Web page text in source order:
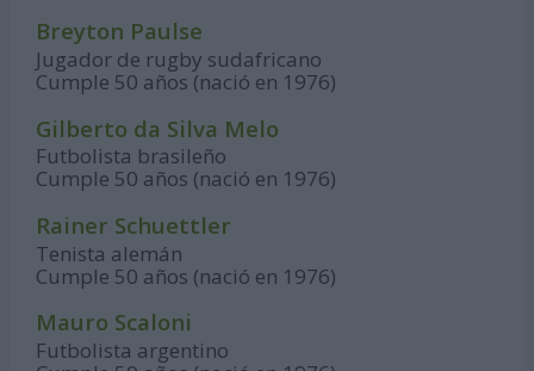
Breyton Paulse
Jugador de rugby sudafricano
Cumple 50 años (nació en 1976)
Gilberto da Silva Melo
Futbolista brasileño
Cumple 50 años (nació en 1976)
Rainer Schuettler
Tenista alemán
Cumple 50 años (nació en 1976)
Mauro Scaloni
Futbolista argentino